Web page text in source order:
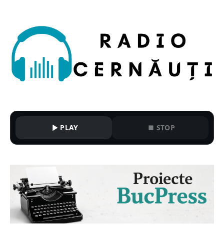
PLAY STOP